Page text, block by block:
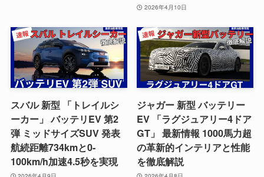
2026年4月10日
スバル 新型 「トレイルシ
ーカー」 バッテリEV 第2
弾 ミッドサイズSUV 発表
航続距離734kmと0-
100km/h加速4.5秒を実現
ジャガー 新型 バッテリー
EV 「ラグジュアリー4ドア
GT」 最新情報 1000馬力超
の革新的インテリアと性能
を徹底解説